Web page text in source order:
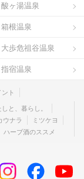
酸ヶ湯温泉
箱根温泉
大歩危祖谷温泉
指宿温泉
ント
しと、暮らし。
ウナラ
ミツケヨ
ハーブ酒のススメ